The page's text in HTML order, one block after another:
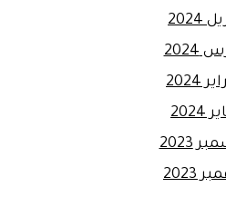
2024
2024
2024
2024
2023
2023